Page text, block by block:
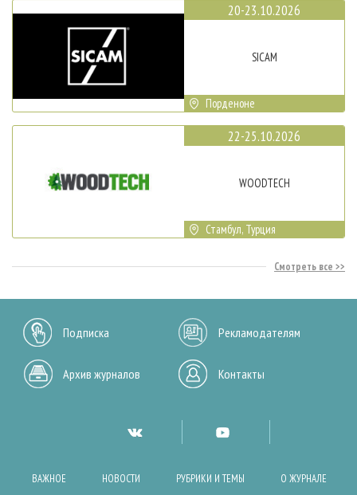
20-23.10.2026
SICAM
Порденоне
22-25.10.2026
WOODTECH
Стамбул, Турция
Смотреть все
Подписка Рекламодателям
Архив журналов Контакты
ВАЖНОЕ НОВОСТИ РУБРИКИ И ТЕМЫ О ЖУРНАЛЕ